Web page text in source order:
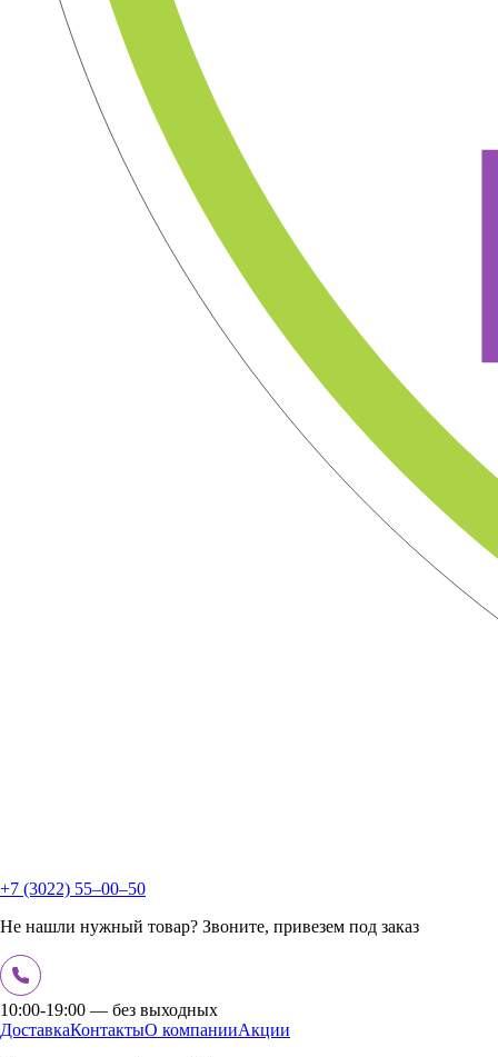
+7 (3022) 55‒00‒50
Не нашли нужный товар? Звоните, привезем под заказ
10:00-19:00 — без выходных
ДоставкаКонтактыО компанииАкции